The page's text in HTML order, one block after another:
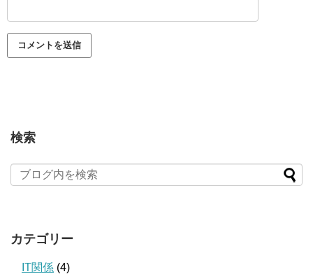
検索
カテゴリー
IT関係 (4)